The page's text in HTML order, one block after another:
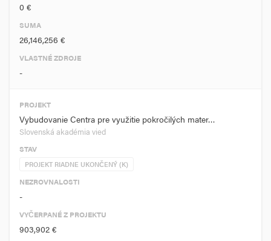
0 €
SUMA
26,146,256 €
VLASTNÉ ZDROJE
-
PROJEKT
Vybudovanie Centra pre využitie pokročilých mater…
Slovenská akadémia vied
STAV
PROJEKT RIADNE UKONČENÝ (K)
NEZROVNALOSTI
-
VYČERPANÉ Z PROJEKTU
903,902 €